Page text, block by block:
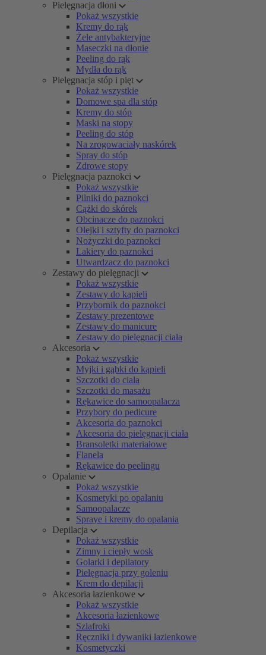
Pielęgnacja dłoni
Pokaż wszystkie
Kremy do rąk
Żele antybakteryjne
Maseczki na dłonie
Peeling do rąk
Mydła do rąk
Pielęgnacja stóp i pięt
Pokaż wszystkie
Domowe spa dla stóp
Kremy do stóp
Maski na stopy
Peeling do stóp
Na zrogowaciały naskórek
Spray do stóp
Zdrowe stopy
Pielęgnacja paznokci
Pokaż wszystkie
Pilniki do paznokci
Cążki do skórek
Obcinacze do paznokci
Olejki i sztyfty do paznokci
Nożyczki do paznokci
Lakiery do paznokci
Utwardzacz do paznokci
Zestawy do pielęgnacji
Pokaż wszystkie
Zestawy do kąpieli
Przybornik do paznokci
Zestawy prezentowe
Zestawy do manicure
Zestawy do pielęgnacji ciała
Akcesoria
Pokaż wszystkie
Myjki i gąbki do kąpieli
Szczotki do ciała
Szczotki do masażu
Rękawice do samoopalacza
Przybory do pedicure
Akcesoria do paznokci
Akcesoria do pielęgnacji ciała
Bransoletki materiałowe
Flanela
Rękawice do peelingu
Opalanie
Pokaż wszystkie
Kosmetyki po opalaniu
Samoopalacze
Spraye i kremy do opalania
Depilacja
Pokaż wszystkie
Zimny i ciepły wosk
Golarki i depilatory
Pielęgnacja przy goleniu
Krem do depilacji
Akcesoria łazienkowe
Pokaż wszystkie
Akcesoria łazienkowe
Szlafroki
Ręczniki i dywaniki łazienkowe
Kosmetyczki